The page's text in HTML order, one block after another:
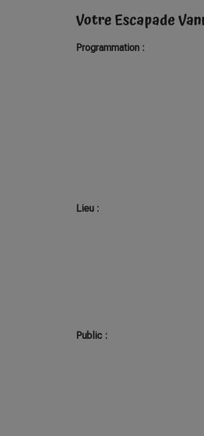
Votre Escapade
Programmation :
Lieu :
Public :